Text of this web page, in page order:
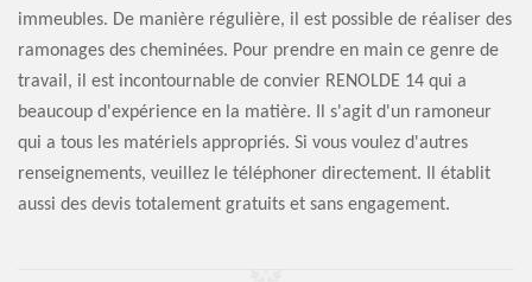
immeubles. De manière régulière, il est possible de réaliser des
ramonages des cheminées. Pour prendre en main ce genre de
travail, il est incontournable de convier RENOLDE 14 qui a
beaucoup d'expérience en la matière. Il s'agit d'un ramoneur
qui a tous les matériels appropriés. Si vous voulez d'autres
renseignements, veuillez le téléphoner directement. Il établit
aussi des devis totalement gratuits et sans engagement.